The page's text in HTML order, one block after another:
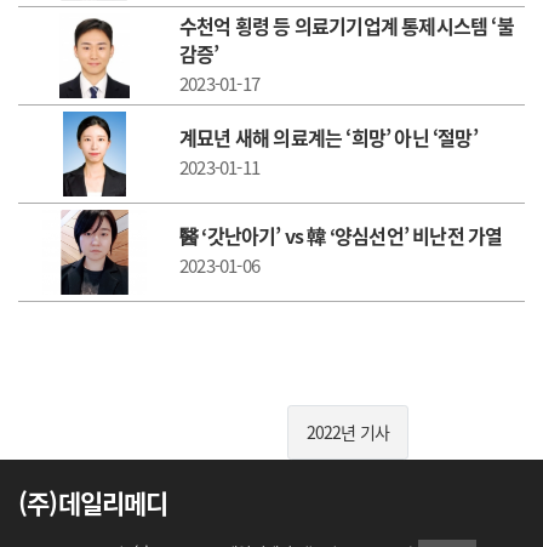
수천억 횡령 등 의료기기업계 통제시스템 ‘불
감증’
2023-01-17
계묘년 새해 의료계는 ‘희망’ 아닌 ‘절망’
2023-01-11
醫 ‘갓난아기’ vs 韓 ‘양심선언’ 비난전 가열
2023-01-06
2022년 기사
(주)데일리메디